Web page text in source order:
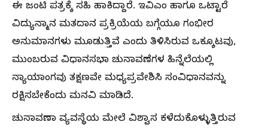
ಈ ಜಂಟಿ ಪತ್ರಕ್ಕೆ ಸಹಿ ಹಾಕಿದ್ದಾರೆ. ಇವಿಎಂ ಹಾಗೂ ಒಟ್ಟಾರೆ
ವಿದ್ಯುನ್ಮಾನ ಮತದಾನ ಪ್ರಕ್ರಿಯೆಯ ಬಗ್ಗೆಯೂ ಗಂಭೀರ
ಅನುಮಾನಗಳು ಮೂಡುತ್ತಿವೆ ಎಂದು ತಿಳಿಸಿರುವ ಒಕ್ಕೂಟವು,
ಮುಂಬರುವ ವಿಧಾನಸಭಾ ಚುನಾವಣೆಗಳ ಹಿನ್ನೆಲೆಯಲ್ಲಿ
ನ್ಯಾಯಾಂಗವು ತಕ್ಷಣವೇ ಮಧ್ಯಪ್ರವೇಶಿಸಿ ಸಂವಿಧಾನವನ್ನು
ರಕ್ಷಿಸಬೇಕೆಂದು ಮನವಿ ಮಾಡಿದೆ.
ಚುನಾವಣಾ ವ್ಯವಸ್ಥೆಯ ಮೇಲೆ ವಿಶ್ವಾಸ ಕಳೆದುಕೊಳ್ಳುತ್ತಿರುವ